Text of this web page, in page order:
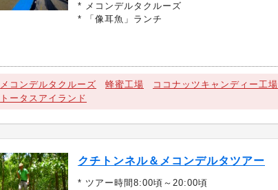
* メコンデルタクルーズ
* 「像耳魚」ランチ
メコンデルタクルーズ 蜂蜜工場
ココナッツキャンディー工場
トータスアイランド
クチトンネル＆メコンデルタツアー
* ツアー時間8:00頃～20:00頃